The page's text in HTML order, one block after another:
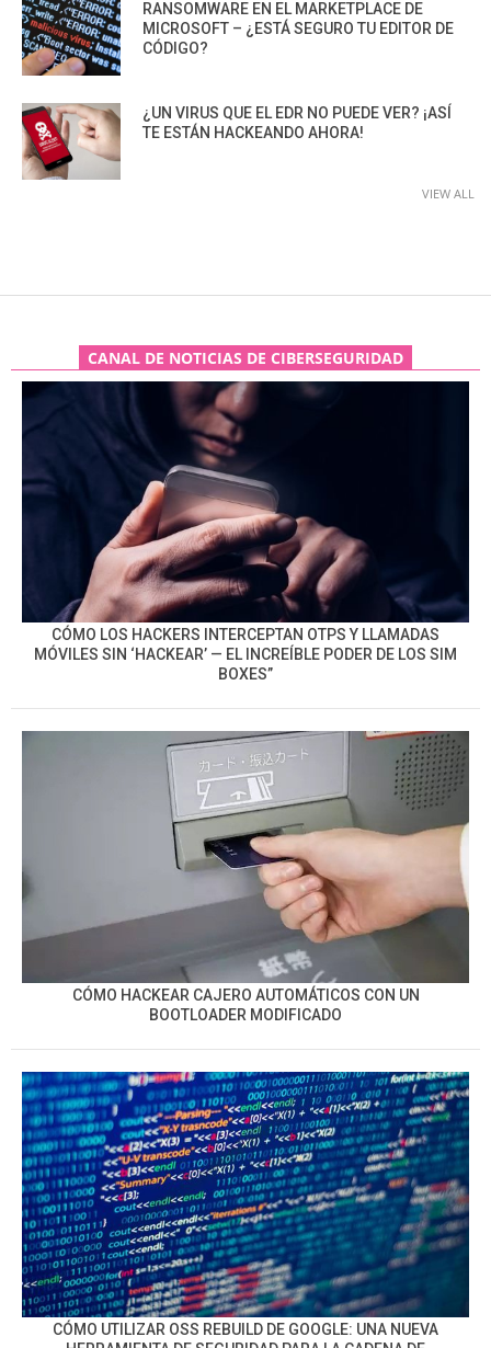
RANSOMWARE EN EL MARKETPLACE DE
MICROSOFT – ¿ESTÁ SEGURO TU EDITOR DE
CÓDIGO?
¿UN VIRUS QUE EL EDR NO PUEDE VER? ¡ASÍ
TE ESTÁN HACKEANDO AHORA!
VIEW ALL
CANAL DE NOTICIAS DE CIBERSEGURIDAD
CÓMO LOS HACKERS INTERCEPTAN OTPS Y LLAMADAS
MÓVILES SIN ‘HACKEAR’ — EL INCREÍBLE PODER DE LOS SIM
BOXES”
CÓMO HACKEAR CAJERO AUTOMÁTICOS CON UN
BOOTLOADER MODIFICADO
CÓMO UTILIZAR OSS REBUILD DE GOOGLE: UNA NUEVA